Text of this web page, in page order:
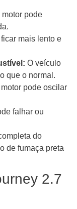
motor pode
mais lento e
O veículo
que o normal.
pode oscilar
falhar ou
do
de fumaça preta
2.7